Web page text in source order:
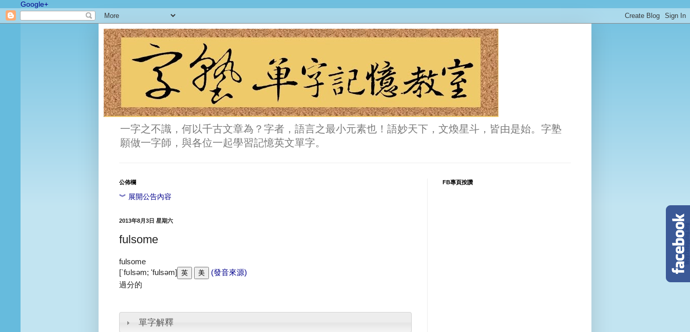
Google+
一字之不識，何以千古文章為？字者，語言之最小元素也！語妙天下，文煥星斗，皆由是始。字塾
願做一字師，與各位一起學習記憶英文單字。
公佈欄
︾ 展開公告內容
2013年8月3日 星期六
fulsome
fulsome
[`fʊlsəm; 'fulsəm]
(發音來源)
過分的
單字解釋
FB專頁按讚